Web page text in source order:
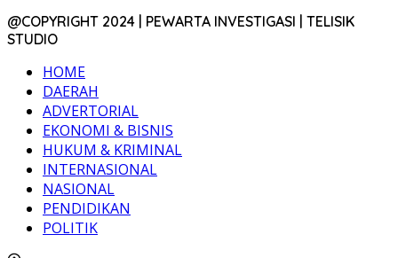
@COPYRIGHT 2024 | PEWARTA INVESTIGASI | TELISIK
STUDIO
HOME
DAERAH
ADVERTORIAL
EKONOMI & BISNIS
HUKUM & KRIMINAL
INTERNASIONAL
NASIONAL
PENDIDIKAN
POLITIK